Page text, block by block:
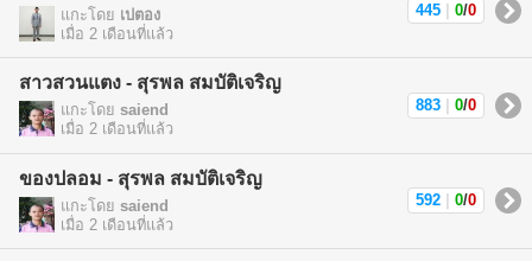
แกะโดย เปตอง
เมื่อ 2 เดือนที่แล้ว
445 0/0
สาวสวนแตง - สุรพล สมบัติเจริญ
แกะโดย saiend
เมื่อ 2 เดือนที่แล้ว
883 0/0
ของปลอม - สุรพล สมบัติเจริญ
แกะโดย saiend
เมื่อ 2 เดือนที่แล้ว
592 0/0